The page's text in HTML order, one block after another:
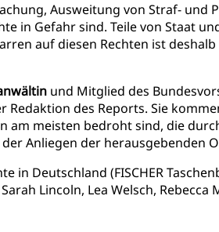
Ausweitung von Straf- und
in Gefahr sind. Teile von Staat
auf diesen Rechten ist
und Mitglied des
Redaktion des Reports. Sie
meisten bedroht sind, die
Anliegen der herausgebenden
Deutschland (FISCHER
Lincoln, Lea Welsch, Rebecca